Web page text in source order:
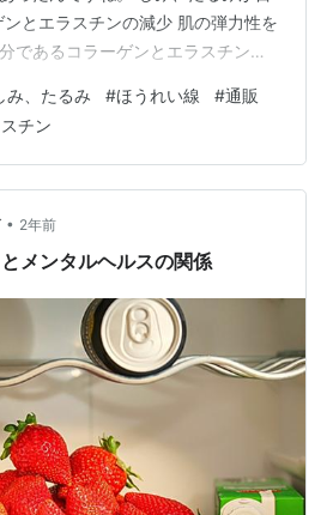
とエラスチンの減少 肌の弾力性を
であるコラーゲンとエラスチン
きやすくなります。 ☆皮膚の水分
、肌の水分を保持する能力も低下
肌が乾燥しやすくなり、しわが目
☆脂肪の分布の変化 顔の脂肪層も
特定の部位に脂肪が減少したり、
れが顔の輪郭に影…
み、たるみ #ほうれい線 #通販
チン
• 2年前
メンタルヘルスの関係